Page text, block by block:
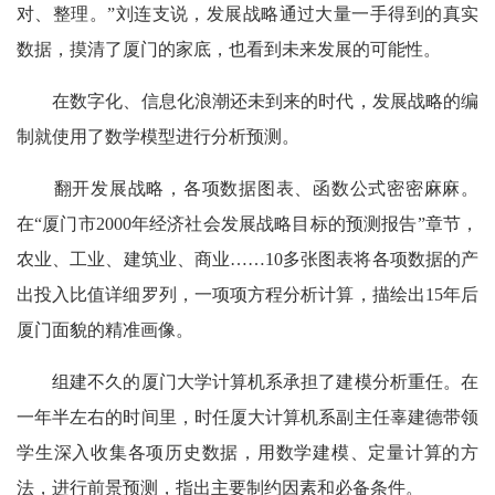
对、整理。”刘连支说，发展战略通过大量一手得到的真实
数据，摸清了厦门的家底，也看到未来发展的可能性。
在数字化、信息化浪潮还未到来的时代，发展战略的编
制就使用了数学模型进行分析预测。
翻开发展战略，各项数据图表、函数公式密密麻麻。
在“厦门市2000年经济社会发展战略目标的预测报告”章节，
农业、工业、建筑业、商业……10多张图表将各项数据的产
出投入比值详细罗列，一项项方程分析计算，描绘出15年后
厦门面貌的精准画像。
组建不久的厦门大学计算机系承担了建模分析重任。在
一年半左右的时间里，时任厦大计算机系副主任辜建德带领
学生深入收集各项历史数据，用数学建模、定量计算的方
法，进行前景预测，指出主要制约因素和必备条件。